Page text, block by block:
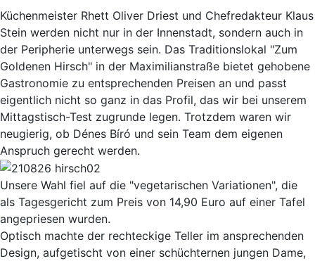
Küchenmeister Rhett Oliver Driest und Chefredakteur Klaus
Stein werden nicht nur in der Innenstadt, sondern auch in
der Peripherie unterwegs sein. Das Traditionslokal "Zum
Goldenen Hirsch" in der Maximilianstraße bietet gehobene
Gastronomie zu entsprechenden Preisen an und passt
eigentlich nicht so ganz in das Profil, das wir bei unserem
Mittagstisch-Test zugrunde legen. Trotzdem waren wir
neugierig, ob Dénes Bíró und sein Team dem eigenen
Anspruch gerecht werden.
Unsere Wahl fiel auf die "vegetarischen Variationen", die
als Tagesgericht zum Preis von 14,90 Euro auf einer Tafel
angepriesen wurden.
Optisch machte der rechteckige Teller im ansprechenden
Design, aufgetischt von einer schüchternen jungen Dame,